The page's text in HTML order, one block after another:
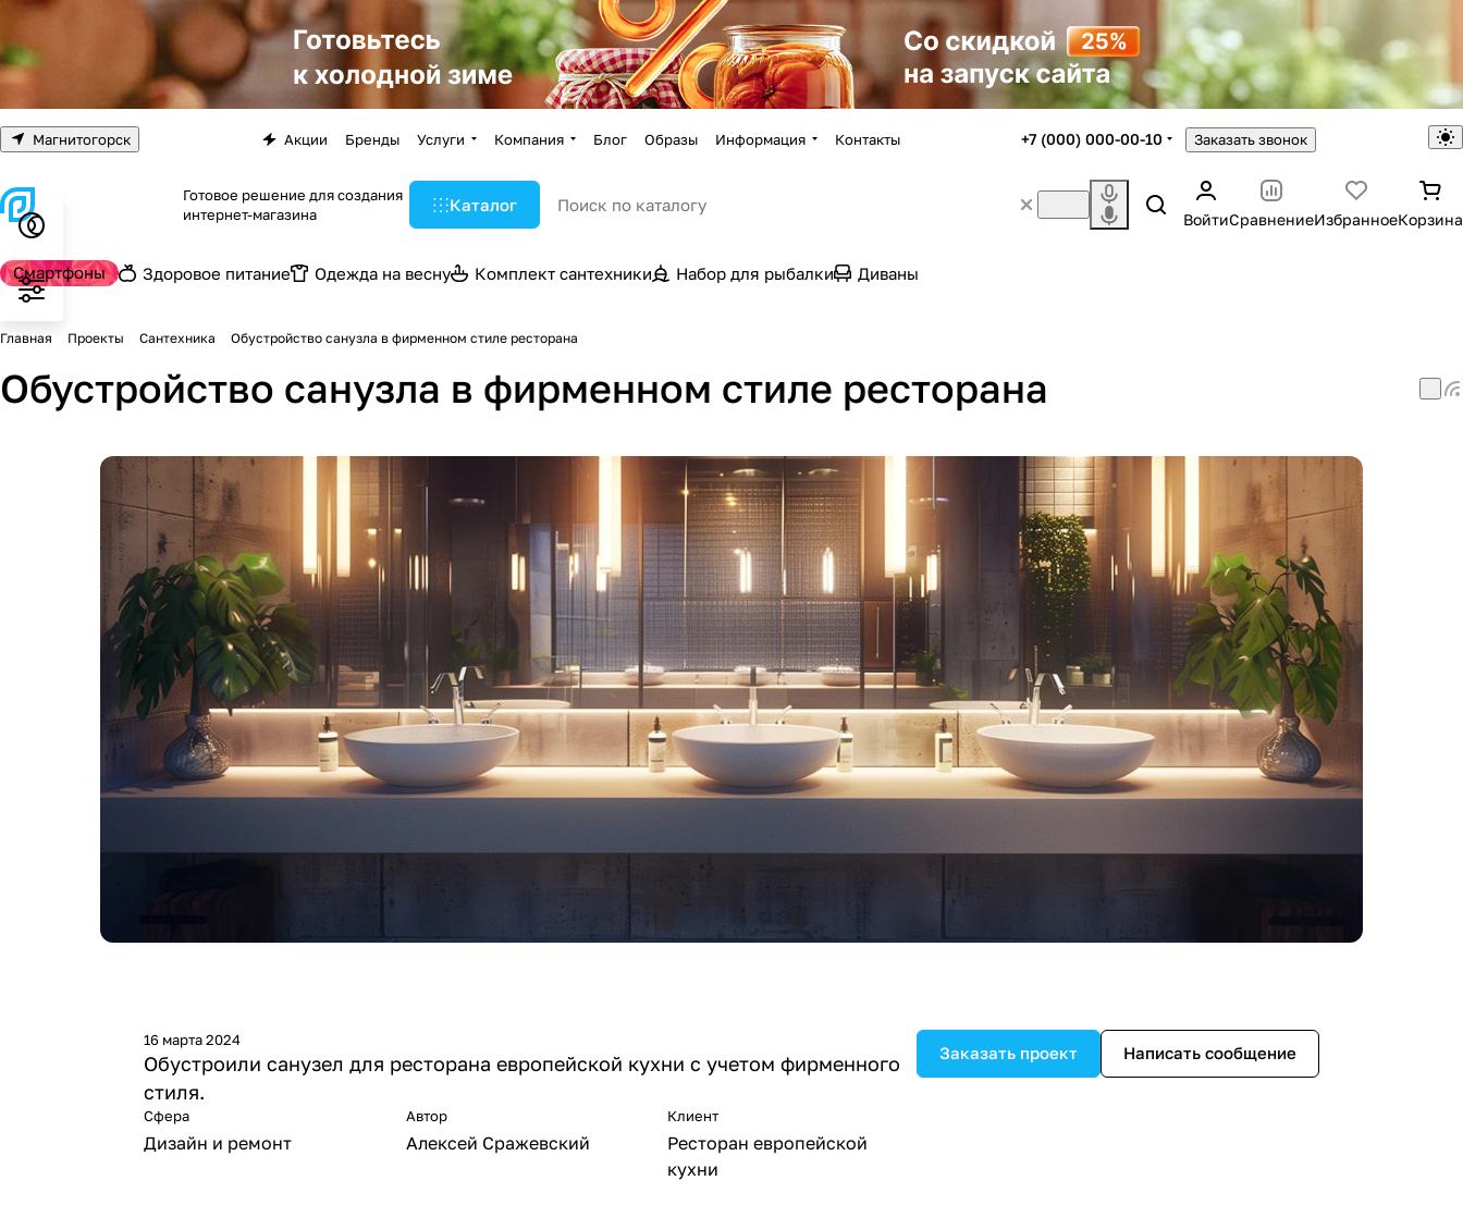
Магнитогорск Акции Бренды Услуги Компания Блог Образы Информация Контакты +7 (000) 000-00-10 Заказать звонок
Готовое решение для создания
интернет-магазина
Каталог
ВойтиСравнениеИзбранноеКорзина
Смартфоны Здоровое питание Одежда на весну Комплект сантехники Набор для рыбалки Диваны
Главная Проекты Сантехника Обустройство санузла в фирменном стиле ресторана
Обустройство санузла в фирменном стиле ресторана
16 марта 2024
Обустроили санузел для ресторана европейской кухни с учетом фирменного
стиля.
Сфера
Дизайн и ремонт
Автор
Алексей Сражевский
Клиент
Ресторан европейской
кухни
Заказать проект Написать сообщение